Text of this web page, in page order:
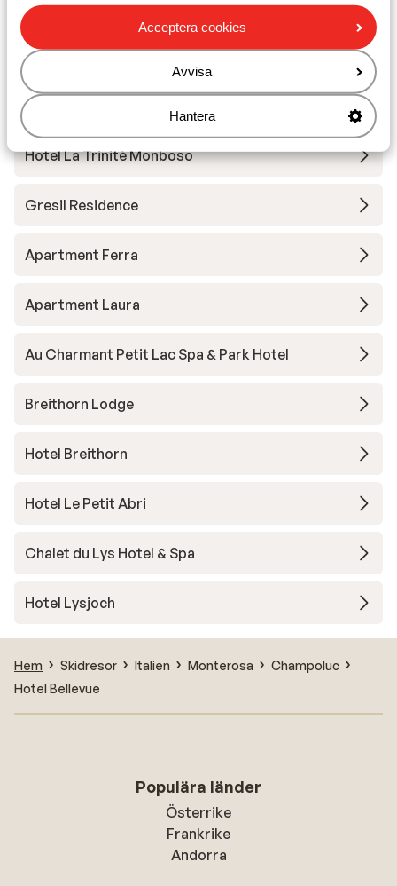
Acceptera cookies
Avvisa
Hantera
Andra boenden i Monterosa
Residence Maison Fosson
Residence dei Walser
Hotel La Trinitè Monboso
Gresil Residence
Apartment Ferra
Apartment Laura
Au Charmant Petit Lac Spa & Park Hotel
Breithorn Lodge
Hotel Breithorn
Hotel Le Petit Abri
Chalet du Lys Hotel & Spa
Hotel Lysjoch
Hem Skidresor Italien Monterosa
Champoluc
Hotel Bellevue
Populära länder
Österrike
Frankrike
Andorra